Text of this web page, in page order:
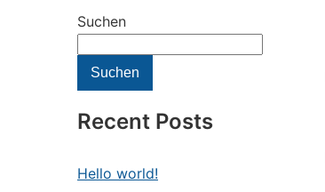
Suchen
Suchen
Recent Posts
Hello world!